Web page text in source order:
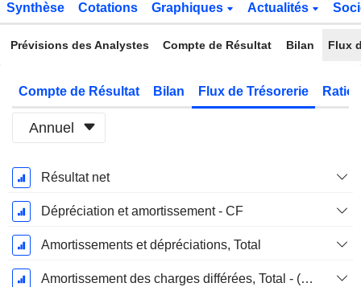
Synthèse Cotations Graphiques Actualités
Prévisions des Analystes Compte de Résultat Bilan Flux
Compte de Résultat Bilan Flux de Trésorerie
Annuel
Période
Fiscale:
Février
Résultat net
Dépréciation et amortissement - CF
Amortissements et dépréciations, Total
Amortissement des charges différées, Total - (CF)